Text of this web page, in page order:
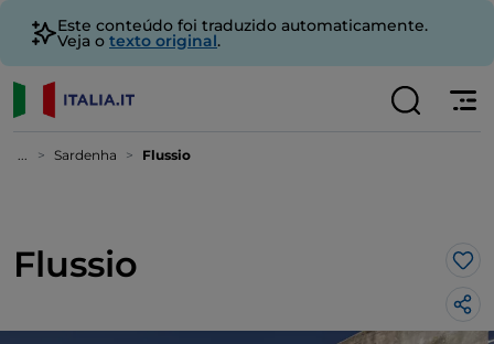
Este conteúdo foi traduzido automaticamente.
Veja o texto original.
... Sardenha Flussio
Flussio